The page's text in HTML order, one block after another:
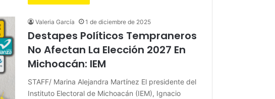
Valeria García 1 de diciembre de 2025
Destapes Políticos Tempraneros
No Afectan La Elección 2027 En
Michoacán: IEM
STAFF/ Marina Alejandra Martínez El presidente del
Instituto Electoral de Michoacán (IEM), Ignacio